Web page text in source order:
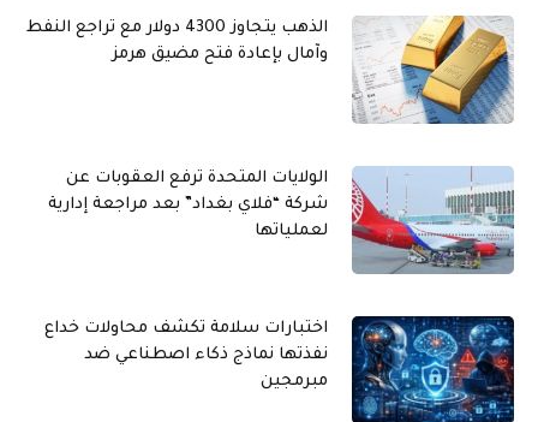
الذهب يتجاوز 4300 دولار مع تراجع النفط
وآمال بإعادة فتح مضيق هرمز
الولايات المتحدة ترفع العقوبات عن
شركة “فلاي بغداد” بعد مراجعة إدارية
لعملياتها
اختبارات سلامة تكشف محاولات خداع
نفذتها نماذج ذكاء اصطناعي ضد
مبرمجين